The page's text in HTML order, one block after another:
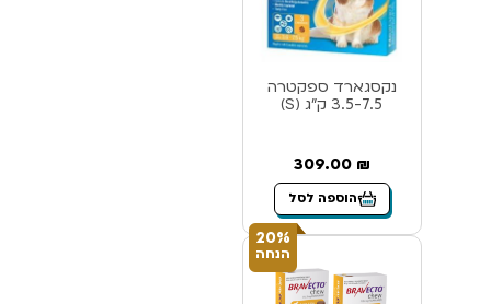
נקסגארד ספקטרה
3.5-7.5 ק”ג (S)
309.00 ₪
הוספה לסל
20%
הנחה